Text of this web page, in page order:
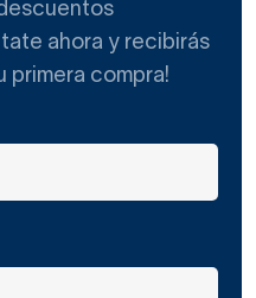
ahora y recibirás
primera compra!